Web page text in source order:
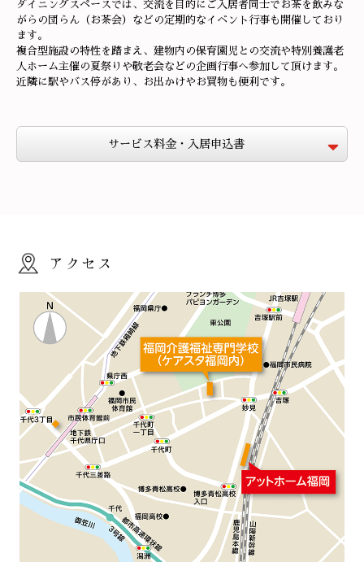
ダイニングスペースでは、交流を目的にご入居者同士でお茶を飲みな
がらの団らん（お茶会）などの定期的なイベント行事も開催しており
ます。
複合型施設の特性を踏まえ、建物内の保育園児との交流や特別養護老
人ホーム主催の夏祭りや敬老会などの企画行事へ参加して頂けます。
近隣に駅やバス停があり、お出かけやお買物も便利です。
サービス料金・入居申込書
アクセス